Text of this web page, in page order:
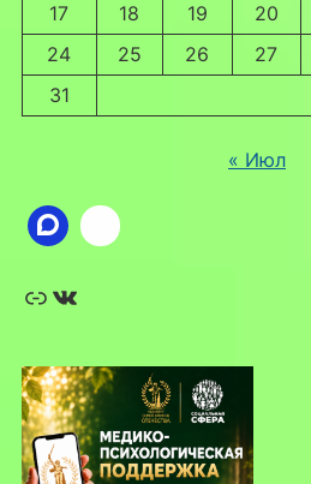
17
18 19 20
24
25 26 27
31
« Июл
Ссылка